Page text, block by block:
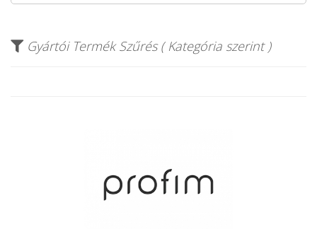
Gyártói Termék Szűrés ( Kategória szerint )